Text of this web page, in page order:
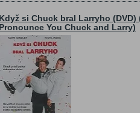
Když si Chuck bral Larryho (DVD)
Pronounce You Chuck and Larry)